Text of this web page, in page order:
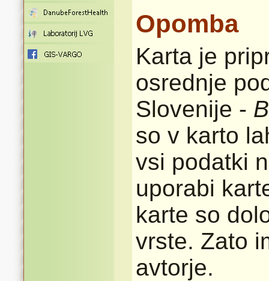
Opomba
Karta je
osrednje
Slovenije -
so v karto
vsi podatki
uporabi
karte so
vrste. Zato
avtorje.